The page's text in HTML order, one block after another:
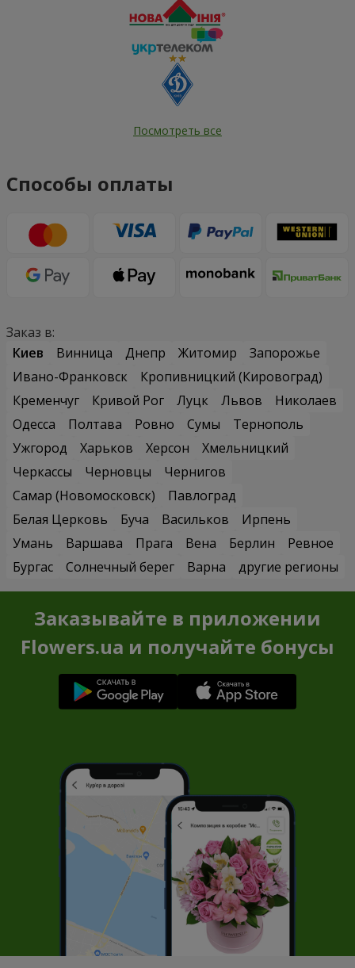
Посмотреть все
Способы оплаты
Заказ в:
Киев
Винница Днепр Житомир
Запорожье
Ивано-Франковск
Кропивницкий (Кировоград)
Кременчуг
Кривой Рог Луцк Львов
Николаев
Одесса
Полтава Ровно Сумы
Тернополь
Ужгород
Харьков Херсон
Хмельницкий
Черкассы
Черновцы
Чернигов
Самар (Новомосковск)
Павлоград
Белая Церковь
Буча Васильков
Ирпень
Умань
Варшава Прага Вена Берлин
Ревное
Бургас
Солнечный берег Варна другие регионы
Заказывайте в приложении
Flowers.ua и получайте бонусы